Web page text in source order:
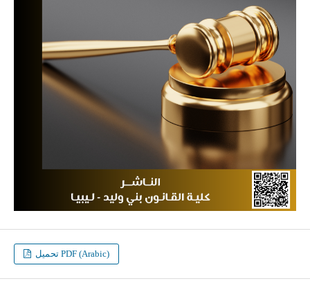
تحميل PDF (Arabic)